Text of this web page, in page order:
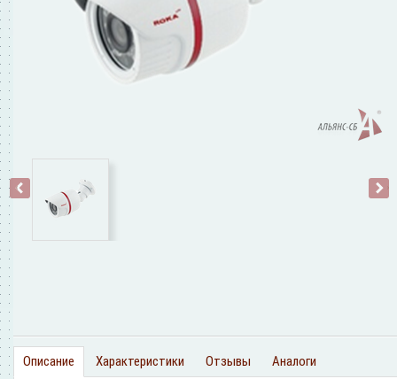
‹ ›
Описание Характеристики Отзывы Аналоги